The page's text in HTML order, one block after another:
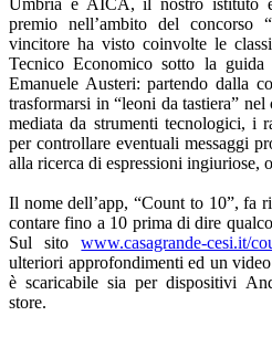
Umbria e AICA, il nostro istituto
premio nell’ambito del
vincitore ha visto coinvolte le
Tecnico Economico sotto la
Emanuele Austeri: partendo dalla
trasformarsi in “leoni da tastiera”
mediata da strumenti tecnologici, i
per controllare eventuali messaggi
alla ricerca di espressioni ingiuriose,
Il nome dell’app, “Count to 10”, fa
contare fino a 10 prima di dire
Sul sitowww.casagrande-cesi.it/
ulteriori approfondimenti ed un
è scaricabile sia per dispositivi
store.